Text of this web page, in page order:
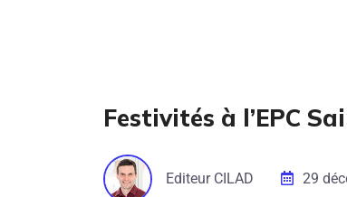
Festivités à l’EPC
Editeur CILAD 29